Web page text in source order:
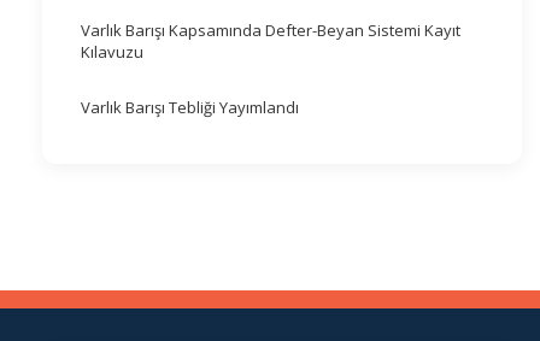
Varlık Barışı Kapsamında Defter-Beyan Sistemi Kayıt
Kılavuzu
Varlık Barışı Tebliği Yayımlandı